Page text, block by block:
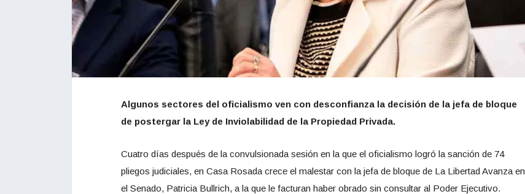
Algunos sectores del oficialismo ven con desconfianza la decisión de la jefa de bloque
de postergar la Ley de Inviolabilidad de la Propiedad Privada.
Cuatro días después de la convulsionada sesión en la que el oficialismo logró la sanción de 74
pliegos judiciales, en Casa Rosada crece el malestar con la jefa de bloque de La Libertad Avanza en
el Senado, Patricia Bullrich, a la que le facturan haber obrado sin consultar al Poder Ejecutivo.